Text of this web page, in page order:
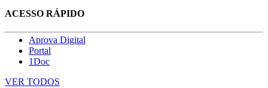
ACESSO RÁPIDO
Aprova Digital
Portal
1Doc
VER TODOS